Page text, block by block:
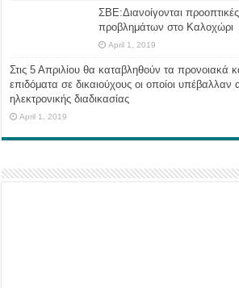
ΣΒΕ:Διανοίγονται
προβλημάτων στο Καλοχώρι
April 1, 2019
Στις 5 Απριλίου θα καταβληθούν τα προνοιακά
επιδόματα σε δικαιούχους οι οποίοι υπέβαλλαν
ηλεκτρονικής διαδικασίας
April 1, 2019